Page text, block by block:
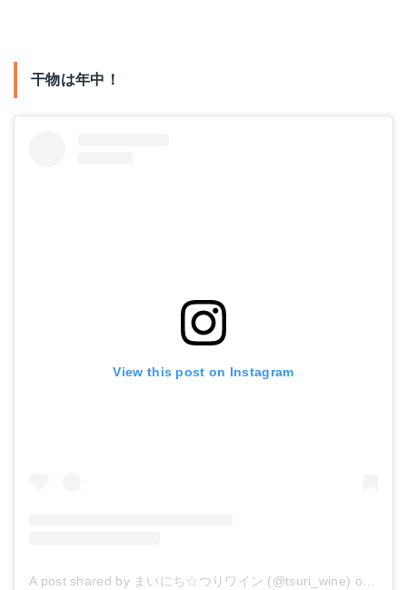
干物は年中！
View this post on Instagram
A post shared by まいにち☆つりワイン (@tsuri_wine) on